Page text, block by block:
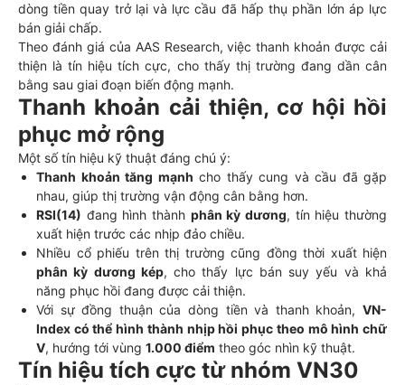
dòng tiền quay trở lại và lực cầu đã hấp thụ phần lớn áp lực
bán giải chấp.
Theo đánh giá của AAS Research, việc thanh khoản được cải
thiện là tín hiệu tích cực, cho thấy thị trường đang dần cân
bằng sau giai đoạn biến động mạnh.
Thanh khoản cải thiện, cơ hội hồi
phục mở rộng
Một số tín hiệu kỹ thuật đáng chú ý:
Thanh khoản tăng mạnh cho thấy cung và cầu đã gặp
nhau, giúp thị trường vận động cân bằng hơn.
RSI(14) đang hình thành phân kỳ dương, tín hiệu thường
xuất hiện trước các nhịp đảo chiều.
Nhiều cổ phiếu trên thị trường cũng đồng thời xuất hiện
phân kỳ dương kép, cho thấy lực bán suy yếu và khả
năng phục hồi đang được cải thiện.
Với sự đồng thuận của dòng tiền và thanh khoản, VN-
Index có thể hình thành nhịp hồi phục theo mô hình chữ
V, hướng tới vùng 1.000 điểm theo góc nhìn kỹ thuật.
Tín hiệu tích cực từ nhóm VN30